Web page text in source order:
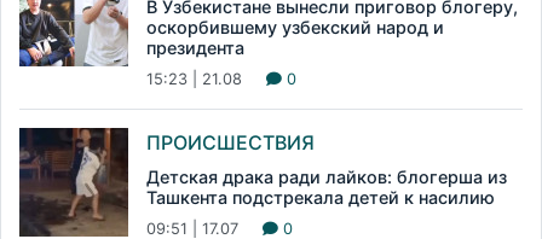
В Узбекистане вынесли приговор блогеру,
оскорбившему узбекский народ и
президента
15:23 | 21.08 0
ПРОИСШЕСТВИЯ
Детская драка ради лайков: блогерша из
Ташкента подстрекала детей к насилию
09:51 | 17.07 0